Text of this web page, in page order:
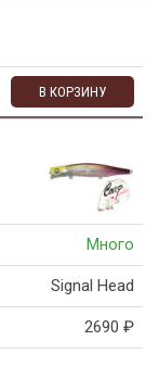
В КОРЗИНУ
Много
Signal Head
2690 ₽